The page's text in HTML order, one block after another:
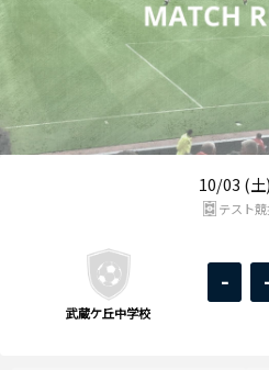
10/03 (土)
武蔵ケ丘中学校
-
テスト